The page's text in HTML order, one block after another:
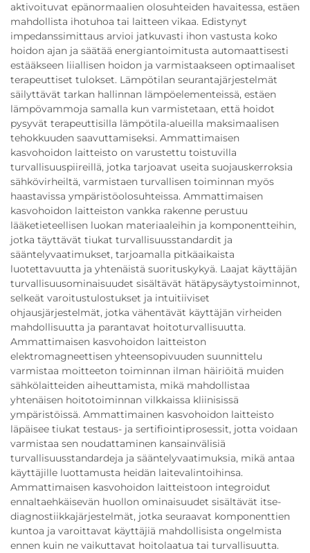
aktivoituvat epänormaalien olosuhteiden havaitessa, estäen
mahdollista ihotuhoa tai laitteen vikaa. Edistynyt
impedanssimittaus arvioi jatkuvasti ihon vastusta koko
hoidon ajan ja säätää energiantoimitusta automaattisesti
estääkseen liiallisen hoidon ja varmistaakseen optimaaliset
terapeuttiset tulokset. Lämpötilan seurantajärjestelmät
säilyttävät tarkan hallinnan lämpöelementeissä, estäen
lämpövammoja samalla kun varmistetaan, että hoidot
pysyvät terapeuttisilla lämpötila-alueilla maksimaalisen
tehokkuuden saavuttamiseksi. Ammattimaisen
kasvohoidon laitteisto on varustettu toistuvilla
turvallisuuspiireillä, jotka tarjoavat useita suojauskerroksia
sähkövirheiltä, varmistaen turvallisen toiminnan myös
haastavissa ympäristöolosuhteissa. Ammattimaisen
kasvohoidon laitteiston vankka rakenne perustuu
lääketieteellisen luokan materiaaleihin ja komponentteihin,
jotka täyttävät tiukat turvallisuusstandardit ja
sääntelyvaatimukset, tarjoamalla pitkäaikaista
luotettavuutta ja yhtenäistä suorituskykyä. Laajat käyttäjän
turvallisuusominaisuudet sisältävät hätäpysäytystoiminnot,
selkeät varoitustulostukset ja intuitiiviset
ohjausjärjestelmät, jotka vähentävät käyttäjän virheiden
mahdollisuutta ja parantavat hoitoturvallisuutta.
Ammattimaisen kasvohoidon laitteiston
elektromagneettisen yhteensopivuuden suunnittelu
varmistaa moitteeton toiminnan ilman häiriöitä muiden
sähkölaitteiden aiheuttamista, mikä mahdollistaa
yhtenäisen hoitotoiminnan vilkkaissa kliinisissä
ympäristöissä. Ammattimainen kasvohoidon laitteisto
läpäisee tiukat testaus- ja sertifiointiprosessit, jotta voidaan
varmistaa sen noudattaminen kansainvälisiä
turvallisuusstandardeja ja sääntelyvaatimuksia, mikä antaa
käyttäjille luottamusta heidän laitevalintoihinsa.
Ammattimaisen kasvohoidon laitteistoon integroidut
ennaltaehkäisevän huollon ominaisuudet sisältävät itse-
diagnostiikkajärjestelmät, jotka seuraavat komponenttien
kuntoa ja varoittavat käyttäjiä mahdollisista ongelmista
ennen kuin ne vaikuttavat hoitolaatua tai turvallisuutta.